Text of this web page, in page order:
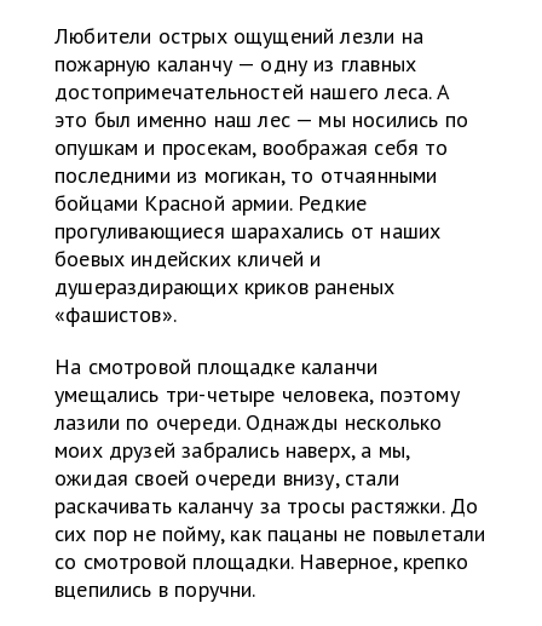
Любители острых ощущений лезли на
пожарную каланчу — одну из главных
достопримечательностей нашего леса. А
это был именно наш лес — мы носились по
опушкам и просекам, воображая себя то
последними из могикан, то отчаянными
бойцами Красной армии. Редкие
прогуливающиеся шарахались от наших
боевых индейских кличей и
душераздирающих криков раненых
«фашистов».
На смотровой площадке каланчи
умещались три-четыре человека, поэтому
лазили по очереди. Однажды несколько
моих друзей забрались наверх, а мы,
ожидая своей очереди внизу, стали
раскачивать каланчу за тросы растяжки. До
сих пор не пойму, как пацаны не повылетали
со смотровой площадки. Наверное, крепко
вцепились в поручни.